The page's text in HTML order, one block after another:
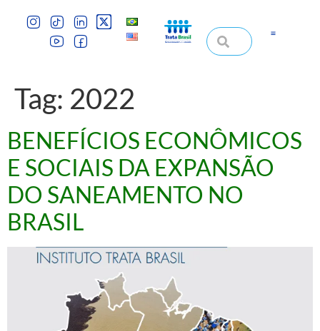
Tag: 2022
BENEFÍCIOS ECONÔMICOS
E SOCIAIS DA EXPANSÃO
DO SANEAMENTO NO
BRASIL